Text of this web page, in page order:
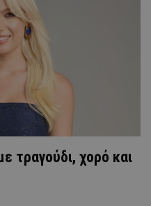
τραγούδι, χορό και